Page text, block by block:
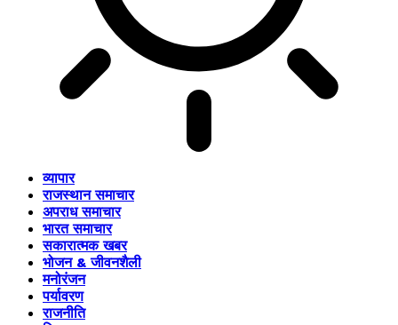
व्यापार
राजस्थान समाचार
अपराध समाचार
भारत समाचार
सकारात्मक खबर
भोजन & जीवनशैली
मनोरंजन
पर्यावरण
राजनीति